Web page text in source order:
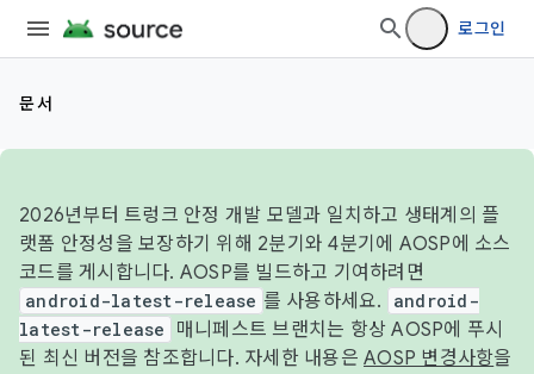
로그인
문서
2026년부터 트렁크 안정 개발 모델과 일치하고 생태계의 플
랫폼 안정성을 보장하기 위해 2분기와 4분기에 AOSP에 소스
코드를 게시합니다. AOSP를 빌드하고 기여하려면
android-latest-release 를 사용하세요.
android-
latest-release
매니페스트 브랜치는 항상 AOSP에 푸시
된 최신 버전을 참조합니다. 자세한 내용은 AOSP 변경사항을